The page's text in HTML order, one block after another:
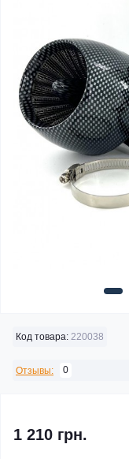
Код товара: 220038
Отзывы: 0
1 210 грн.